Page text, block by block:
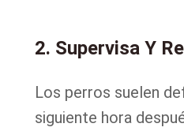
2. Supervisa Y
Los perros suelen
siguiente hora